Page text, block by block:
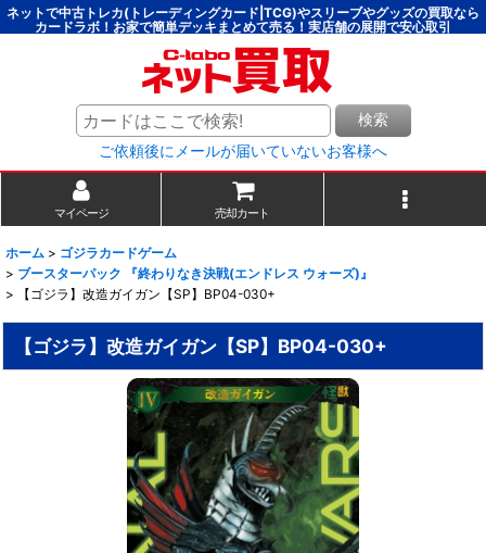
ネットで中古トレカ(トレーディングカード|TCG)やスリーブやグッズの買取なら
カードラボ！お家で簡単デッキまとめて売る！実店舗の展開で安心取引
検索
ご依頼後にメールが届いていないお客様へ
マイページ 売却カート
ホーム > ゴジラカードゲーム
> ブースターパック 『終わりなき決戦(エンドレス ウォーズ)』
>
【ゴジラ】改造ガイガン【SP】BP04-030+
【ゴジラ】改造ガイガン【SP】BP04-030+